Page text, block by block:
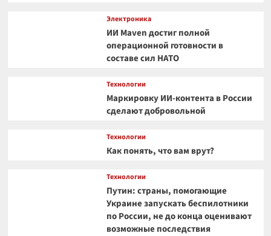
Электроника
ИИ Maven достиг полной
операционной готовности в
составе сил НАТО
Технологии
Маркировку ИИ-контента в России
сделают добровольной
Технологии
Как понять, что вам врут?
Технологии
Путин: страны, помогающие
Украине запускать беспилотники
по России, не до конца оценивают
возможные последствия